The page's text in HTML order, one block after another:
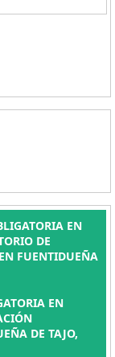
EN
DE
FUENTIDUEÑA
EN
DE TAJO,